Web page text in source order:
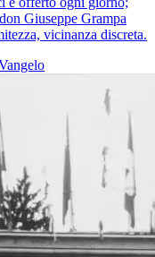
Giuseppe Grampa
vicinanza discreta.